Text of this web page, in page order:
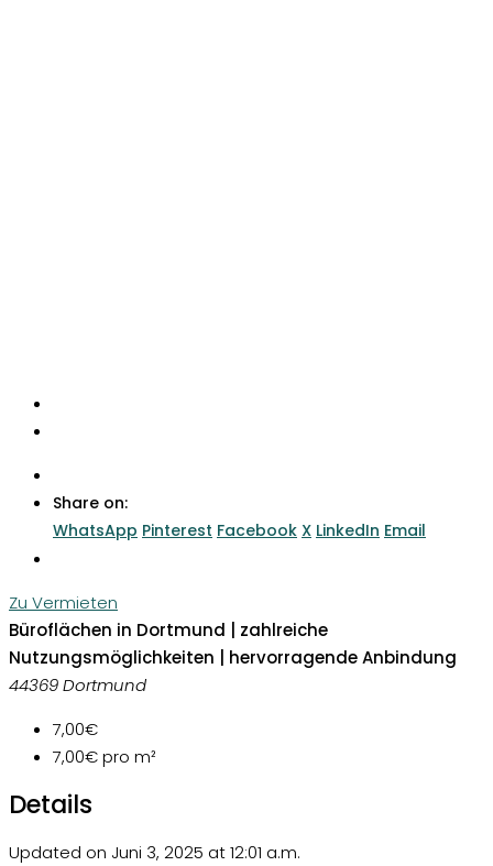
Share on:
WhatsApp Pinterest Facebook X LinkedIn Email
Zu Vermieten
Büroflächen in Dortmund | zahlreiche
Nutzungsmöglichkeiten | hervorragende Anbindung
44369 Dortmund
7,00€
7,00€pro m²
Details
Updated on Juni 3, 2025 at 12:01 a.m.